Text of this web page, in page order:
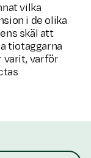
vilka
i de olika
skäl att
tiotaggarna
varit, varför